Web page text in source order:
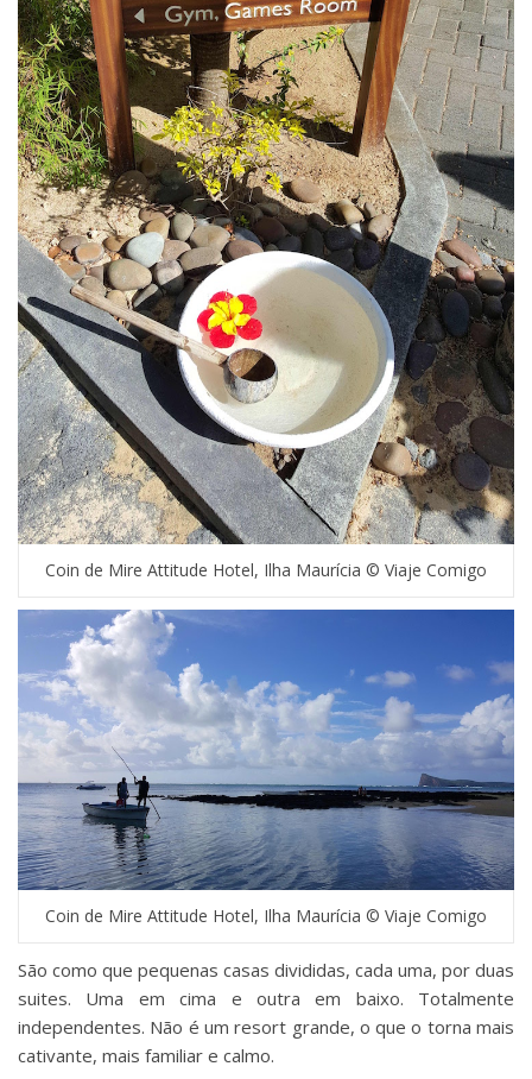
Coin de Mire Attitude Hotel, Ilha Maurícia © Viaje Comigo
Coin de Mire Attitude Hotel, Ilha Maurícia © Viaje Comigo
São como que pequenas casas divididas, cada uma, por duas
suites. Uma em cima e outra em baixo. Totalmente
independentes. Não é um resort grande, o que o torna mais
cativante, mais familiar e calmo.